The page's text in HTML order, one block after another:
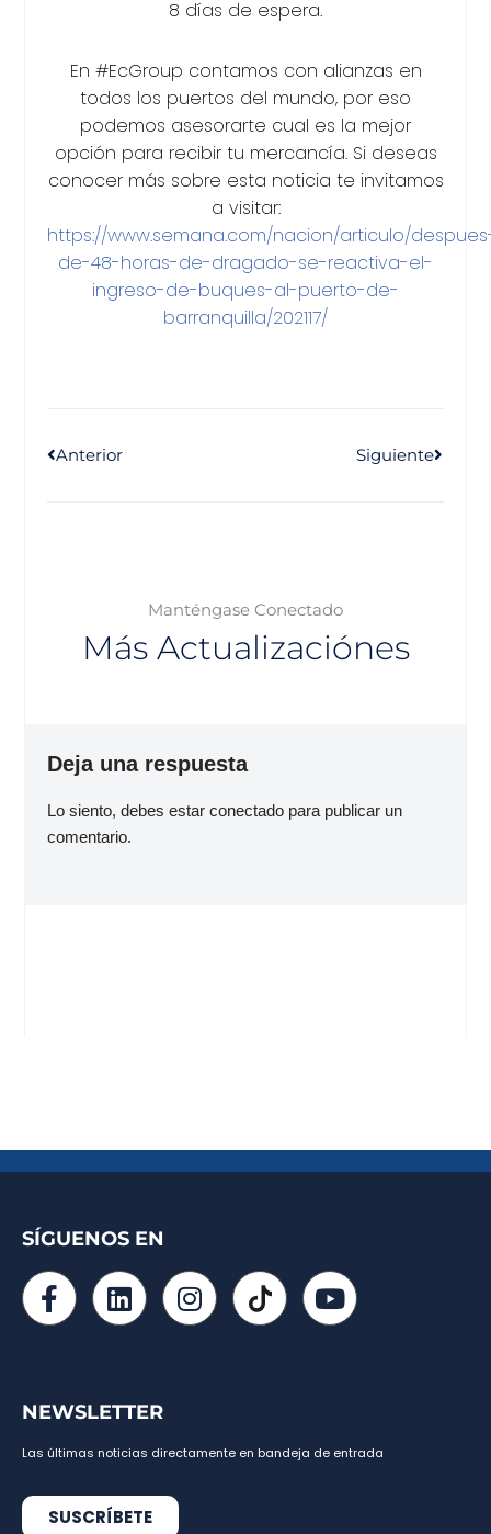
8 días de espera.
En #EcGroup contamos con alianzas en
todos los puertos del mundo, por eso
podemos asesorarte cual es la mejor
opción para recibir tu mercancía. Si deseas
conocer más sobre esta noticia te invitamos
a visitar:
https://www.semana.com/nacion/articulo/
de-48-horas-de-dragado-se-reactiva-el-
ingreso-de-buques-al-puerto-de-
barranquilla/202117/
Anterior Siguiente
Manténgase Conectado
Más Actualizaciónes
Deja una respuesta
Lo siento, debes estarconectado para publicar un
comentario.
SÍGUENOS EN
NEWSLETTER
Las últimas noticias directamente en bandeja de entrada
SUSCRÍBETE